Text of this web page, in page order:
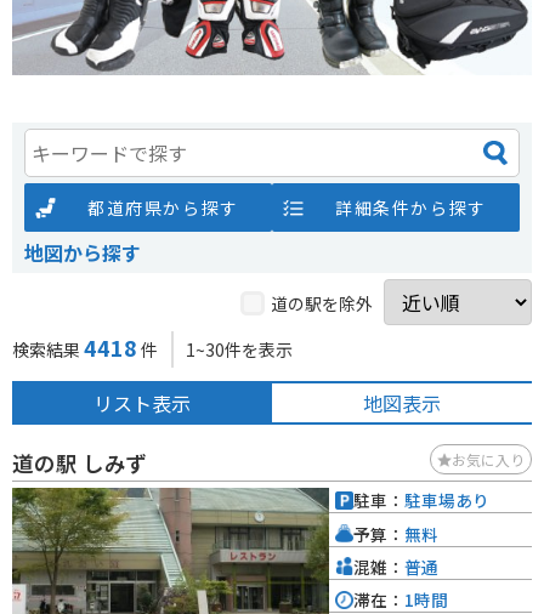
都道府県から探す 詳細条件から探す
地図から探す
道の駅を除外
検索結果 4418 件 1~30件を表示
リスト表示 地図表示
道の駅 しみず お気に入り
駐車： 駐車場あり
予算： 無料
混雑： 普通
滞在： 1時間